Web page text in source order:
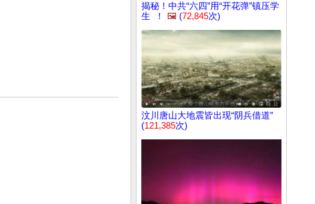
揭秘！中共“六四”用“开花弹”镇压学
生 ！
🖼️ (72,845次)
汶川唐山大地震皆出现“阴兵借道”
(121,385次)